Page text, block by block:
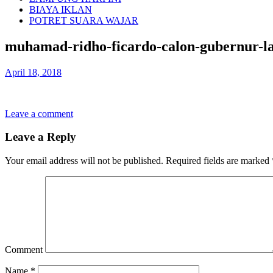
BIAYA IKLAN
POTRET SUARA WAJAR
muhamad-ridho-ficardo-calon-gubernur-
April 18, 2018
Leave a comment
Leave a Reply
Your email address will not be published. Required fields are marked
Comment